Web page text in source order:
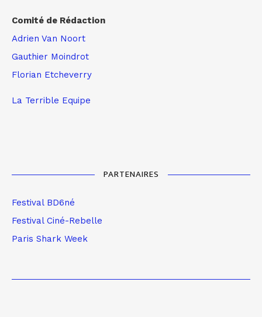
Comité de Rédaction
Adrien Van Noort
Gauthier Moindrot
Florian Etcheverry
La Terrible Equipe
PARTENAIRES
Festival BD6né
Festival Ciné-Rebelle
Paris Shark Week